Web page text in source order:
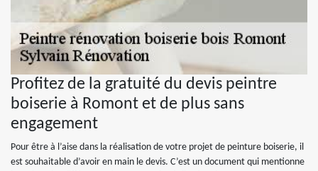
Profitez de la gratuité du devis peintre
boiserie à Romont et de plus sans
engagement
Pour être à l’aise dans la réalisation de votre projet de peinture boiserie, il
est souhaitable d’avoir en main le devis. C’est un document qui mentionne